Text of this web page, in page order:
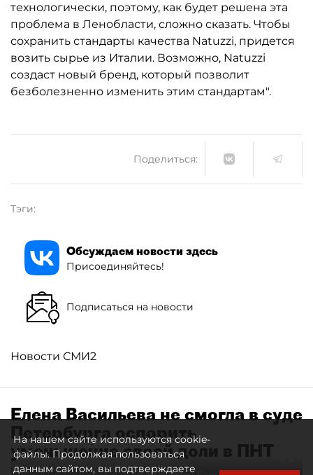
технологически, поэтому, как будет решена эта
проблема в Ленобласти, сложно сказать. Чтобы
сохранить стандарты качества Natuzzi, придется
возить сырье из Италии. Возможно, Natuzzi
создаст новый бренд, который позволит
безболезненно изменить этим стандартам".
Поделиться:
Тэги:
Обсуждаем новости здесь
Присоединяйтесь!
Подписаться на новости
Новости СМИ2
Елена Васильева не смогла в суде
Петербурга оспорить
уменьшение своей доли в ПНТ
На нашем сайте используются cookie-
файлы. Продолжая пользоваться
данным сайтом, вы подтверждаете